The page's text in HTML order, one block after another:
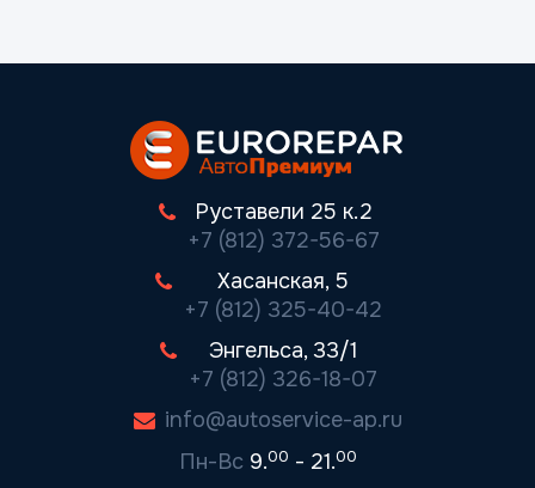
Руставели 25 к.2
+7 (812) 372-56-67
Хасанская, 5
+7 (812) 325-40-42
Энгельса, 33/1
+7 (812) 326-18-07
info@autoservice-ap.ru
Пн-Вс 9.00 - 21.00